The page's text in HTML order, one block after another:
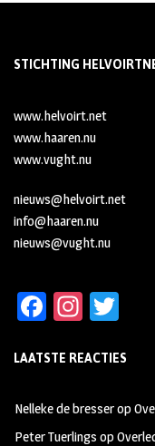
STICHTING
www.helvoirt.net
www.haaren.nu
www.vught.nu
nieuws@helvoirt.net
info@haaren.nu
nieuws@vught.nu
Fa
b
oo
k
In
ag
m
tt
LAATSTE REACTIES
Nelleke de bresserop
Peter Tuerlings op